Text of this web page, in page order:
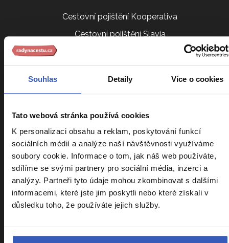
Souhlas Detaily Více o cookies
Tato webová stránka používá cookies
K personalizaci obsahu a reklam, poskytování funkcí
sociálních médií a analýze naší návštěvnosti využíváme
soubory cookie. Informace o tom, jak náš web používáte,
sdílíme se svými partnery pro sociální média, inzerci a
analýzy. Partneři tyto údaje mohou zkombinovat s dalšími
informacemi, které jste jim poskytli nebo které získali v
důsledku toho, že používáte jejich služby.
Cestovní pojištění Kooperativa
Cestovní pojištění Slavia
Srovnání zájezdů
Náročnost zájezdů
Parkování na letišti
VIP vyzvednutí u domu
Cestovatelský klub
Ptáte se nás
Všeobecné obchodní podmínky